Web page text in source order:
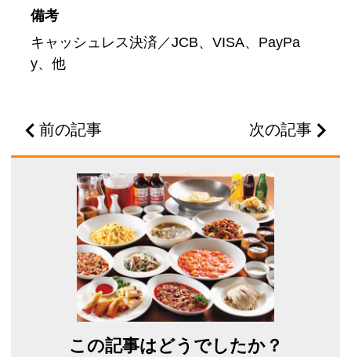
備考
キャッシュレス決済／JCB、VISA、PayPa
y、他
前の記事 次の記事
この記事はどうでしたか？